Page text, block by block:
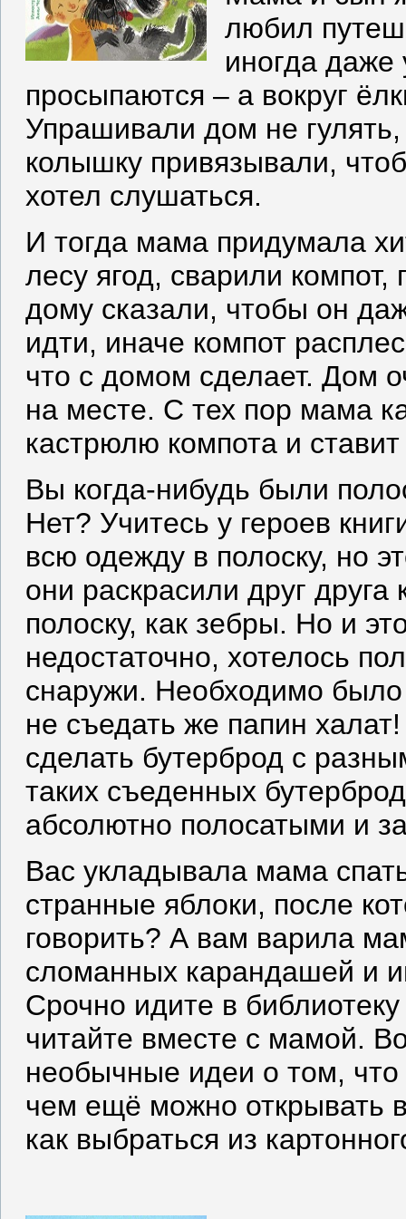
любил
иногда
просыпаются – а вокруг
Упрашивали дом не
колышку привязывали,
хотел слушаться.
И тогда мама придумала
лесу ягод, сварили
дому сказали, чтобы он
идти, иначе компот
что с домом сделает. Дом
на месте. С тех пор мама
кастрюлю компота и
Вы когда-нибудь были
Нет? Учитесь у героев
всю одежду в полоску, но
они раскрасили друг
полоску, как зебры. Но и
недостаточно, хотелось
снаружи. Необходимо было
не съедать же папин
сделать бутерброд с
таких съеденных
абсолютно полосатыми и
Вас укладывала мама
странные яблоки, после
говорить? А вам варила
сломанных карандашей и
Срочно идите в
читайте вместе с мамой.
необычные идеи о том, что
чем ещё можно открывать
как выбраться из